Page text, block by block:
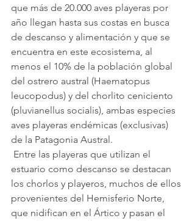
que más de 20.000 aves playeras por
año llegan hasta sus costas en busca
de descanso y alimentación y que se
encuentra en este ecosistema, al
menos el 10% de la población global
del ostrero austral (Haematopus
leucopodus) y del chorlito ceniciento
(pluvianellus socialis), ambas especies
aves playeras endémicas (exclusivas)
de la Patagonia Austral.
estuario como descanso se destacan
los chorlos y playeros, muchos de ellos
provenientes del Hemisferio Norte,
que nidifican en el Ártico y pasan el